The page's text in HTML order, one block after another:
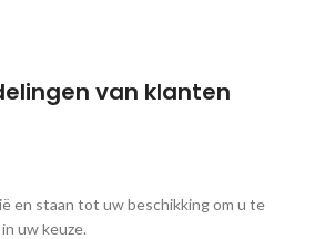
van klanten
en staan tot uw beschikking om u te
uw keuze.